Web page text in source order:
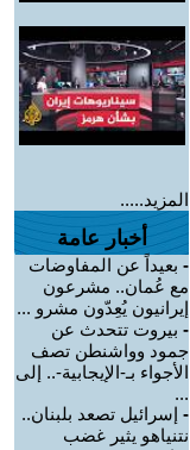
المزيد.....
أخبار عامة
- بعيداً عن المفاوضات
مع عُمان.. مشرعون
إيرانيون يُعِدّون مشرو ...
- بيروت تتحدث عن
جمود وواشنطن تصف
الأجواء بـ-الإيجابية-.. إلى
...
- إسرائيل تصعد بلبنان..
نتنياهو يثير غضب